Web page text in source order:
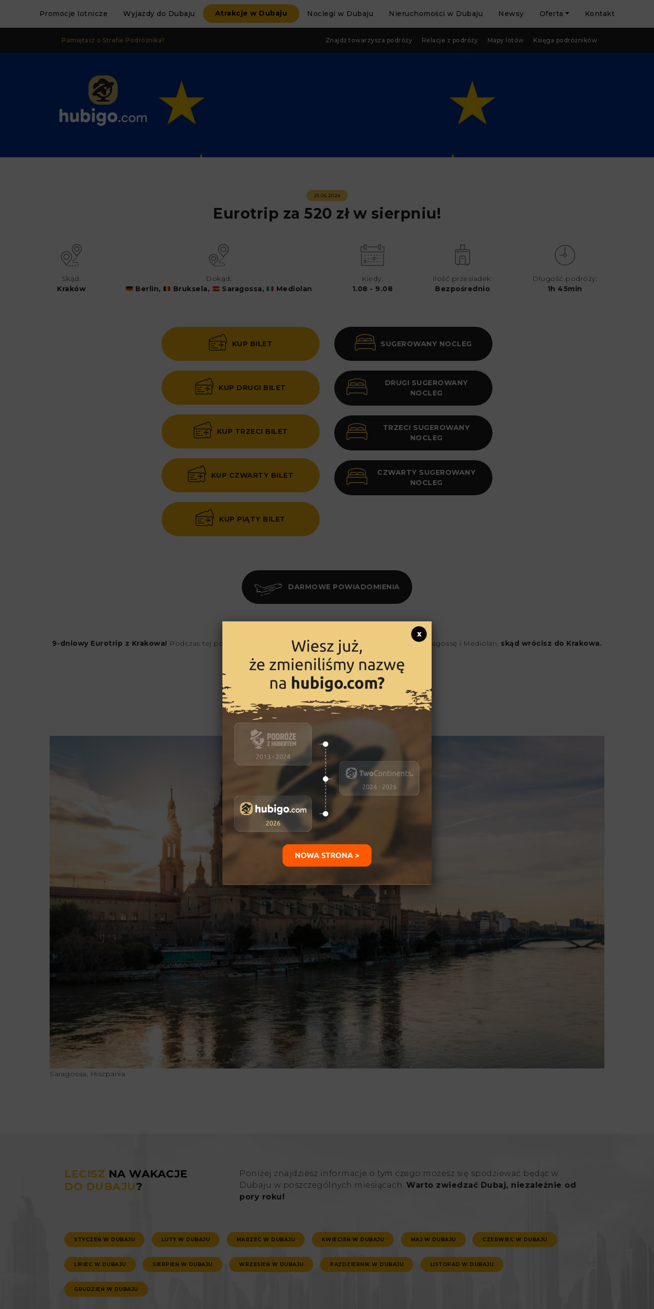
Promocje lotnicze Wyjazdy do Dubaju Atrakcje w Dubaju Noclegi w Dubaju Nieruchomości w Dubaju Newsy Oferta Kontakt
Pamiętasz o Strefie Podróżnika? Znajdź towarzysza podróży Relacje z podróży Mapy lotów Księga podróżników
25.06.2024
Eurotrip za 520 zł w sierpniu!
Skąd:
Kraków
Dokąd:
Berlin,
Bruksela, Saragossa, Mediolan
Kiedy:
1.08 - 9.08
Ilość przesiadek:
Bezpośrednio
Długość podróży:
1h 45min
KUP BILET
KUP DRUGI BILET
KUP TRZECI BILET
KUP CZWARTY BILET
KUP PIĄTY BILET
SUGEROWANY NOCLEG
DRUGI SUGEROWANY
NOCLEG
TRZECI SUGEROWANY
NOCLEG
CZWARTY SUGEROWANY
NOCLEG
DARMOWE POWIADOMIENIA
9-dniowy Eurotrip z Krakowa! Podczas tej podróży zwiedzisz 4 europejskie miasta: Berlin, Brukselę, Saragossę i Mediolan, skąd wrócisz do Krakowa.
Co warto zobaczyć?
Brama Brandenburska w Berlinie
Katedra Berlińska
Bazylika Nuestra Señora del Pilar w Saragossie
Wielki Plac w Brukseli
Katedra w Mediolanie
Saragossa, Hiszpania
LECISZ NA WAKACJE
DO DUBAJU?
Poniżej znajdziesz informacje o tym czego możesz się spodziewać będąc w
Dubaju w poszczególnych miesiącach. Warto zwiedzać Dubaj, niezależnie od
pory roku!
STYCZEŃ W DUBAJU LUTY W DUBAJU MARZEC W DUBAJU KWIECIEŃ W DUBAJU MAJ W DUBAJU CZERWIEC W DUBAJU
LIPIEC W DUBAJU SIERPIEŃ W DUBAJU WRZESIEŃ W DUBAJU PAŹDZIERNIK W DUBAJU LISTOPAD W DUBAJU
GRUDZIEŃ W DUBAJU
x